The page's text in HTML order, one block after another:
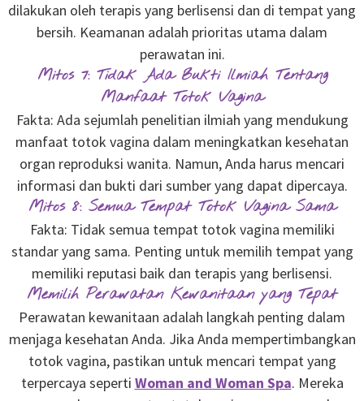
dilakukan oleh terapis yang berlisensi dan di tempat yang
bersih. Keamanan adalah prioritas utama dalam
perawatan ini.
Mitos 7: Tidak Ada Bukti Ilmiah Tentang
Manfaat Totok Vagina
Fakta: Ada sejumlah penelitian ilmiah yang mendukung
manfaat totok vagina dalam meningkatkan kesehatan
organ reproduksi wanita. Namun, Anda harus mencari
informasi dan bukti dari sumber yang dapat dipercaya.
Mitos 8: Semua Tempat Totok Vagina Sama
Fakta: Tidak semua tempat totok vagina memiliki
standar yang sama. Penting untuk memilih tempat yang
memiliki reputasi baik dan terapis yang berlisensi.
Memilih Perawatan Kewanitaan yang Tepat
Perawatan kewanitaan adalah langkah penting dalam
menjaga kesehatan Anda. Jika Anda mempertimbangkan
totok vagina, pastikan untuk mencari tempat yang
terpercaya seperti Woman and Woman Spa. Mereka